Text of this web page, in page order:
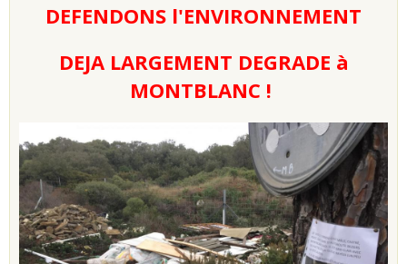
DEFENDONS l'ENVIRONNEMENT
DEJA LARGEMENT DEGRADE à
MONTBLANC !